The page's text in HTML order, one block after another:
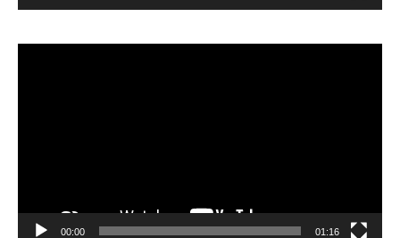
00:00 01:16